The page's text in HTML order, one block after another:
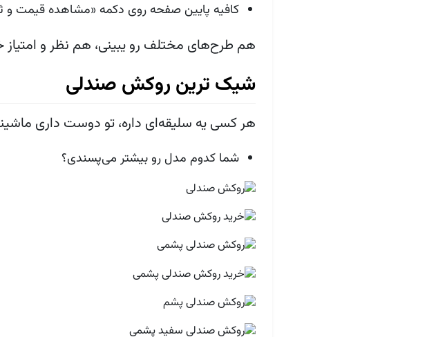
کافیه پایین صفحه روی دکمه «مشاهده قیمت و
هم طرح‌های مختلف رو یبینی، هم نظر و امتیاز
شیک ترین روکش صندلی
هر کسی یه سلیقه‌ای داره، تو دوست داری
شما کدوم مدل رو بیشتر می‌پسندی؟